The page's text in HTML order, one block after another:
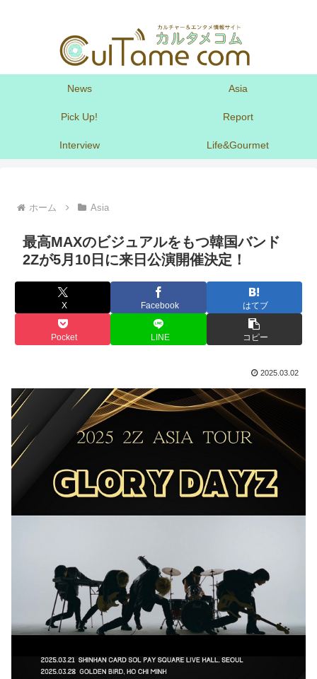
News Asia
Pick Up! Report
Interview Life&Gourmet
ホーム Asia
最高MAXのビジュアルをもつ韓国バンド
2Zが5月10日に来日公演開催決定！
X Facebook はてブ
Pocket LINE コピー
2025.03.02